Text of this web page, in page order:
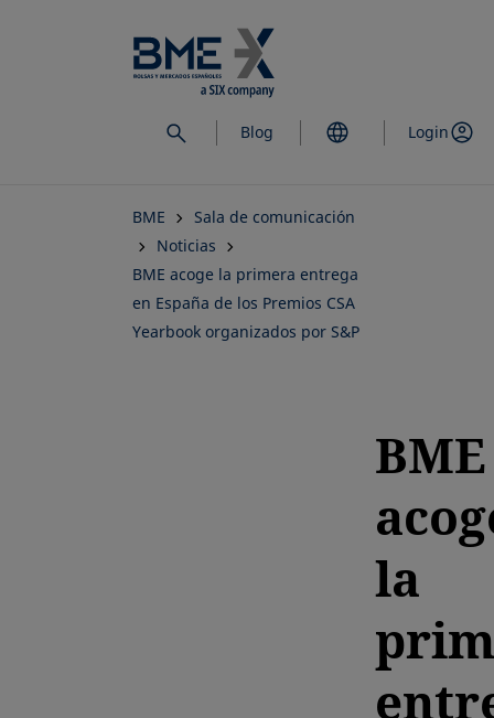
al
contenido
principal
Blog Login
BME
Sala de comunicación
Noticias
BME acoge la primera entrega
en España de los Premios CSA
Yearbook organizados por S&P
BME
la